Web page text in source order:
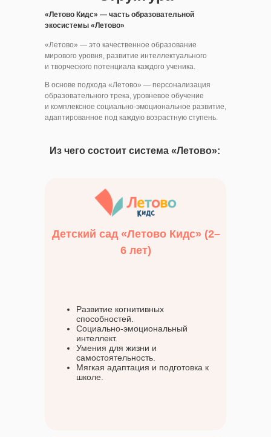
В основе подхода «‎Летово» — персонализация
образовательного трека, уровневое обучение
и комплексное социально-эмоциональное развитие,
адаптированное под каждую возрастную ступень.
«‎Летово» — это качественное образование
мирового уровня, развитие интеллектуального
и творческого потенциала каждого ученика.
Из чего состоит система «‎Летово»:
«‎Летово Кидс» — часть образовательной
экосистемы «‎Летово»
Детский сад «Летово Кидс» (2–
6 лет)
Развитие когнитивных
способностей.
Социально-эмоциональный
интеллект.
Умения для жизни и
самостоятельность.
Мягкая адаптация и подготовка к
школе.